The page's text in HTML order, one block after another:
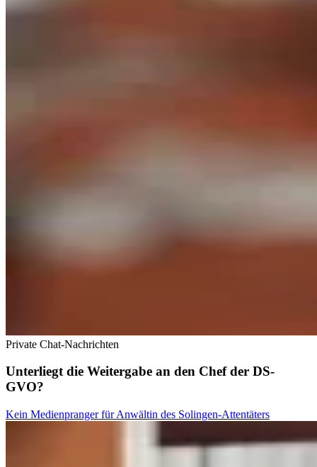
Private Chat-Nachrichten
Unterliegt die Weitergabe an den Chef der DS-
GVO?
Kein Medienpranger für Anwältin des Solingen-Attentäters